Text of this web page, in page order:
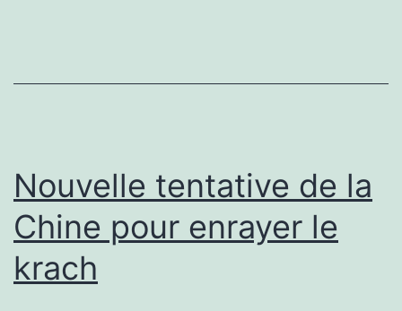
Nouvelle tentative de la
Chine pour enrayer le
krach